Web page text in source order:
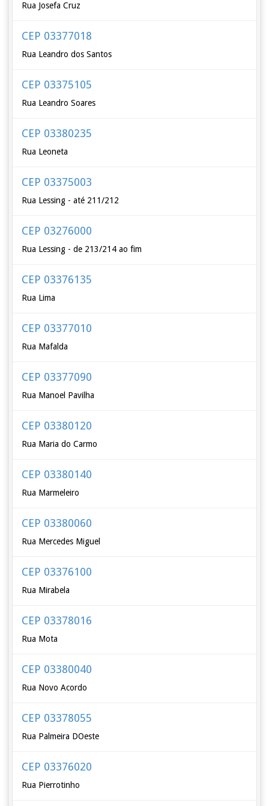
Rua Josefa Cruz
CEP 03377018
Rua Leandro dos Santos
CEP 03375105
Rua Leandro Soares
CEP 03380235
Rua Leoneta
CEP 03375003
Rua Lessing - até 211/212
CEP 03276000
Rua Lessing - de 213/214 ao fim
CEP 03376135
Rua Lima
CEP 03377010
Rua Mafalda
CEP 03377090
Rua Manoel Pavilha
CEP 03380120
Rua Maria do Carmo
CEP 03380140
Rua Marmeleiro
CEP 03380060
Rua Mercedes Miguel
CEP 03376100
Rua Mirabela
CEP 03378016
Rua Mota
CEP 03380040
Rua Novo Acordo
CEP 03378055
Rua Palmeira DOeste
CEP 03376020
Rua Pierrotinho